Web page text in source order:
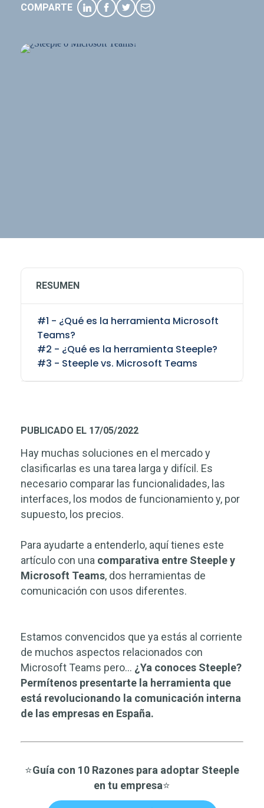
COMPARTE
PUBLICADO EL 17/05/2022
Hay muchas soluciones en el mercado y
clasificarlas es una tarea larga y difícil. Es
necesario comparar las funcionalidades, las
interfaces, los modos de funcionamiento y, por
supuesto, los precios.
Para ayudarte a entenderlo, aquí tienes este
artículo con una comparativa entre Steeple y
Microsoft Teams, dos herramientas de
comunicación con usos diferentes.
Estamos convencidos que ya estás al corriente
de muchos aspectos relacionados con
Microsoft Teams pero… ¿Ya conoces Steeple?
Permítenos presentarte la herramienta que
está revolucionando la comunicación interna
de las empresas en España.
⭐Guía con 10 Razones para adoptar Steeple
en tu empresa⭐
RESUMEN
#1 - ¿Qué es la herramienta Microsoft
Teams?
#2 - ¿Qué es la herramienta Steeple?
#3 - Steeple vs. Microsoft Teams